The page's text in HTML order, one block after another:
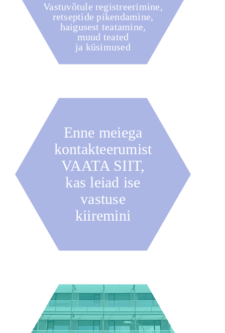
Vastuvõtule registreerimine,
retseptide pikendamine,
haigusest teatamine,
muud teated
ja küsimused
Enne meiega
kontakteerumist
VAATA SIIT,
kas leiad ise
vastuse
kiiremini